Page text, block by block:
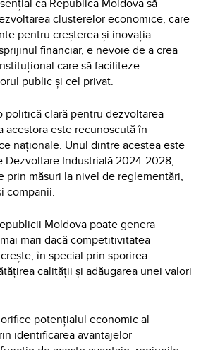
ca Republica Moldova să
clusterelor economice, care
pentru creșterea și inovația
financiar, e nevoie de a crea
care să faciliteze
public și cel privat.
politică clară pentru dezvoltarea
acestora este recunoscută în
naționale. Unul dintre acestea este
Dezvoltare Industrială 2024-2028,
prin măsuri la nivel de reglementări,
companii.
Moldova poate genera
mari dacă competitivitatea
în special prin sporirea
calității și adăugarea unei valori
potențialul economic al
identificarea avantajelor